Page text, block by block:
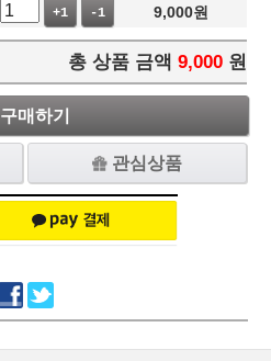
+1 -1 9,000원
총 상품 금액 9,000 원
구매하기
관심상품